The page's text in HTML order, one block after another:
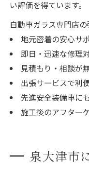
い評価を得ています。
自動車ガラス専門店
地元密着の安心サ
即日・迅速な修理
見積もり・相談が
出張サービスで利
先進安全装備車に
施工後のアフター
泉大津市